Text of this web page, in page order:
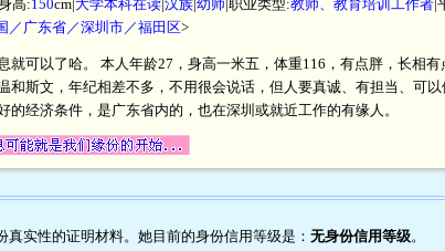
高:150cm|大学本科在读|汉族|幼师|职业类型:教师、教育培训工作者|
／广东省／深圳市／福田区>
就可以了哈。 本人年龄27，身高一米五，体重116，有点胖，长相
和斯文，年纪相差不多，不用很会说话，但人要真诚、有担当、可
经济条件，是广东省内的，也在深圳或就近工作的有缘人。
实性的证明材料。她目前的身份信用等级是： 无身份信用等级。